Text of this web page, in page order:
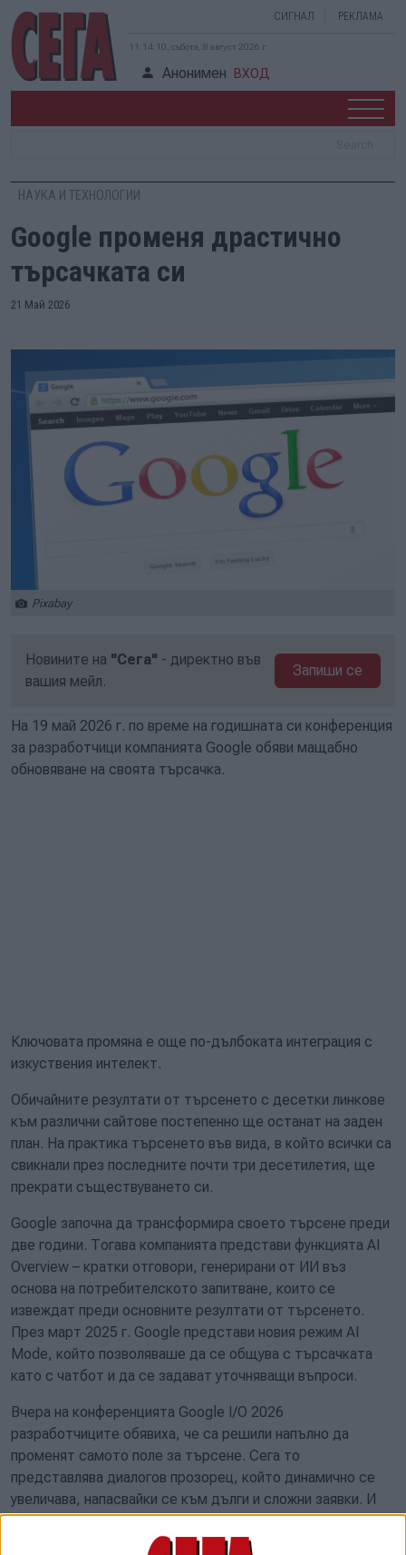
СИГНАЛ РЕКЛАМА
11:14:10, събота, 8 август 2026 г.
Анонимен ВХОД
НАУКА И ТЕХНОЛОГИИ
Google променя драстично
търсачката си
21 Май 2026
Pixabay
Новините на "Сега" - директно във
вашия мейл.
Запиши се
На 19 май 2026 г. по време на годишната си конференция
за разработчици компанията Google обяви мащабно
обновяване на своята търсачка.
Ключовата промяна е още по-дълбоката интеграция с
изкуствения интелект.
Обичайните резултати от търсенето с десетки линкове
към различни сайтове постепенно ще останат на заден
план. На практика търсенето във вида, в който всички са
свикнали през последните почти три десетилетия, ще
прекрати съществуването си.
Google започна да трансформира своето търсене преди
две години. Тогава компанията представи функцията AI
Overview – кратки отговори, генерирани от ИИ въз
основа на потребителското запитване, които се
извеждат преди основните резултати от търсенето.
През март 2025 г. Google представи новия режим AI
Mode, който позволяваше да се общува с търсачката
като с чатбот и да се задават уточняващи въпроси.
Вчера на конференцията Google I/O 2026
разработчиците обявиха, че са решили напълно да
променят самото поле за търсене. Сега то
представлява диалогов прозорец, който динамично се
увеличава, напасвайки се към дълги и сложни заявки. И
ако отговорът на изкуствения интелект е непълен,
потребителят може да продължи кореспонденцията и да